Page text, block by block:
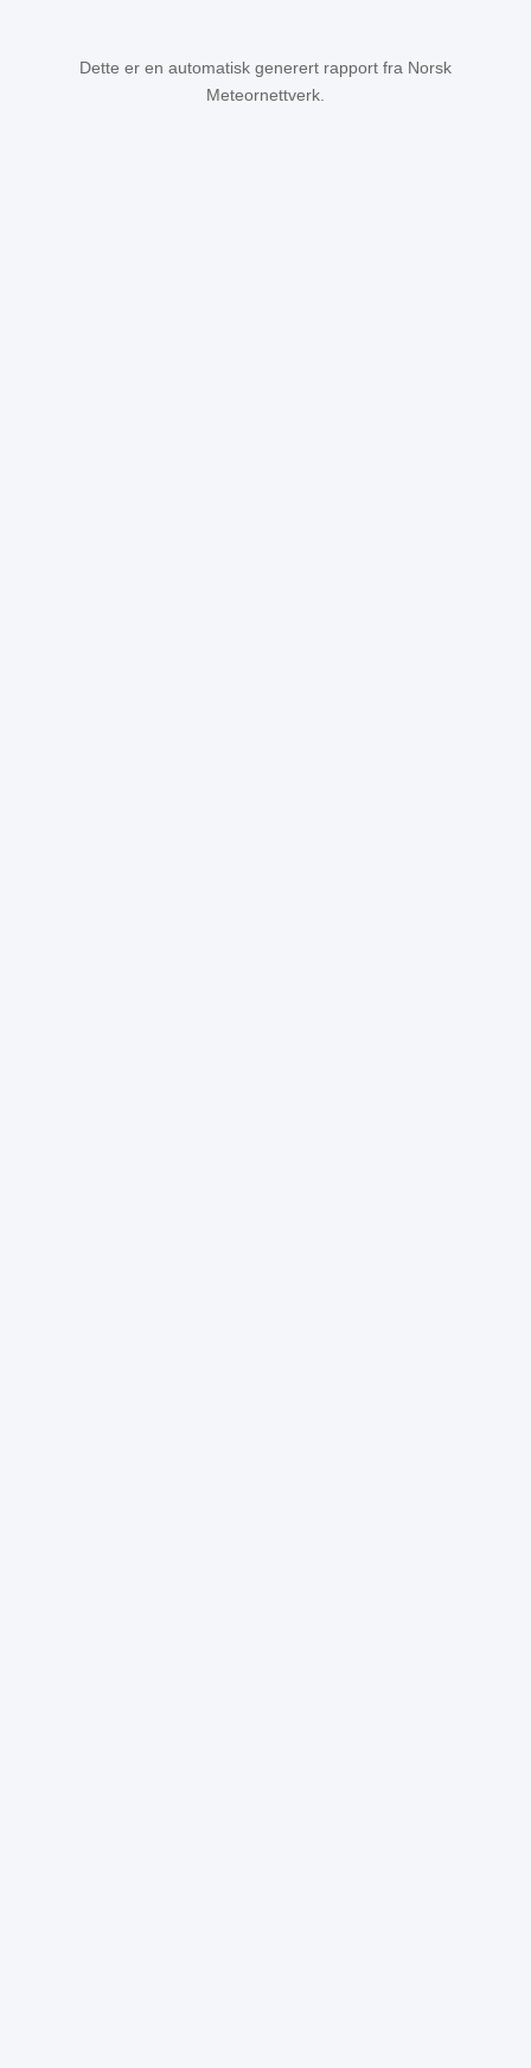
Dette er en automatisk generert rapport fra Norsk
Meteornettverk.